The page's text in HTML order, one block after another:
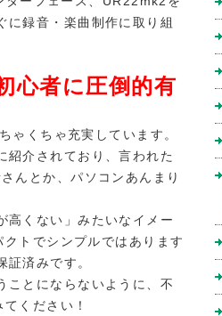
に録音・楽曲制作に取り組
心者に圧倒的有
ゃくちゃ充実しています。
紹介されており、言われた
んとか、パソコンあんまり
高くない」みたいなイメー
トでシンプルではあります
済みです。
ことにならないように、不
ください！